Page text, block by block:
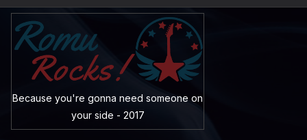
Because you're gonna need someone on
your side - 2017